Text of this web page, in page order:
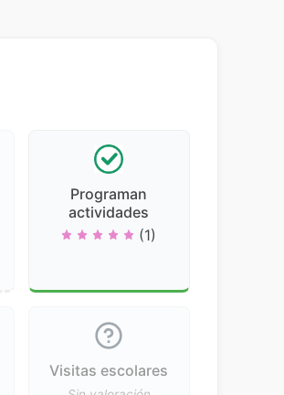
Programan
actividades
(1)
Visitas escolares